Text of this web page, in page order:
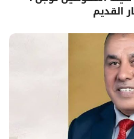
القديم